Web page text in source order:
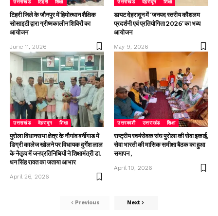
उत्तराखंड टिहरी शिक्षा
टिहरी जिले के जौनपुर में हिमोत्थान शैक्षिक
सोसाइटी द्वारा ग्रीष्मकालीन शिविरों का
आयोजन
June 11, 2026
उत्तराखंड देहरादून शिक्षा
डायट देहरादून में ‘जनपद स्तरीय कौशलम
प्रदर्शनी एवं प्रतियोगिता 2026’ का भव्य
आयोजन
May 9, 2026
उत्तराखंड देहरादून शिक्षा
पुरोला विधानसभा क्षेत्र के नौगांव बर्नीगाड में
डिग्री कालेज खोलने पर विधायक दुर्गेश लाल
के नैतृत्व में जनप्रतिनिधियों ने शिक्षामंत्री डा.
धन सिंह रावत का जताया आभार
April 26, 2026
उत्तरकाशी उत्तराखंड शिक्षा
राष्ट्रीय स्वयंसेवक संघ पुरोला की सेवा इकाई,
सेवा भारती की मासिक समीक्षा बैठक का हुआ
समापन ,
April 10, 2026
Previous Next